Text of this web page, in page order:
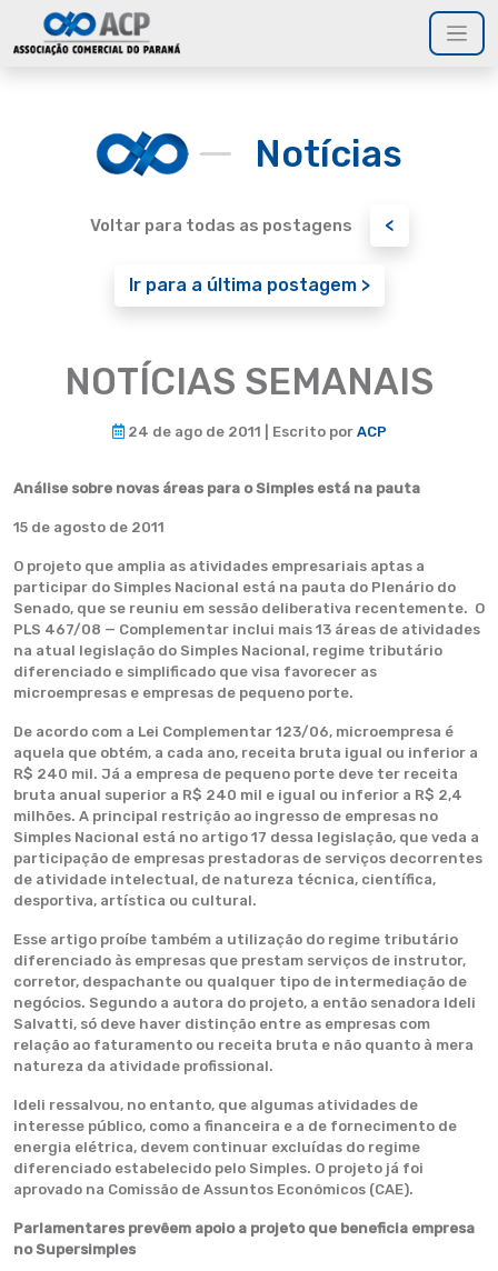
Notícias
Voltar para todas as postagens <
Ir para a última postagem >
NOTÍCIAS SEMANAIS
24 de ago de 2011 | Escrito por ACP
Análise sobre novas áreas para o Simples está na pauta
15 de agosto de 2011
O projeto que amplia as atividades empresariais aptas a
participar do Simples Nacional está na pauta do Plenário do
Senado, que se reuniu em sessão deliberativa recentemente. O
PLS 467/08 — Complementar inclui mais 13 áreas de atividades
na atual legislação do Simples Nacional, regime tributário
diferenciado e simplificado que visa favorecer as
microempresas e empresas de pequeno porte.
De acordo com a Lei Complementar 123/06, microempresa é
aquela que obtém, a cada ano, receita bruta igual ou inferior a
R$ 240 mil. Já a empresa de pequeno porte deve ter receita
bruta anual superior a R$ 240 mil e igual ou inferior a R$ 2,4
milhões. A principal restrição ao ingresso de empresas no
Simples Nacional está no artigo 17 dessa legislação, que veda a
participação de empresas prestadoras de serviços decorrentes
de atividade intelectual, de natureza técnica, científica,
desportiva, artística ou cultural.
Esse artigo proíbe também a utilização do regime tributário
diferenciado às empresas que prestam serviços de instrutor,
corretor, despachante ou qualquer tipo de intermediação de
negócios. Segundo a autora do projeto, a então senadora Ideli
Salvatti, só deve haver distinção entre as empresas com
relação ao faturamento ou receita bruta e não quanto à mera
natureza da atividade profissional.
Ideli ressalvou, no entanto, que algumas atividades de
interesse público, como a financeira e a de fornecimento de
energia elétrica, devem continuar excluídas do regime
diferenciado estabelecido pelo Simples. O projeto já foi
aprovado na Comissão de Assuntos Econômicos (CAE).
Parlamentares prevêem apoio a projeto que beneficia empresa
no Supersimples